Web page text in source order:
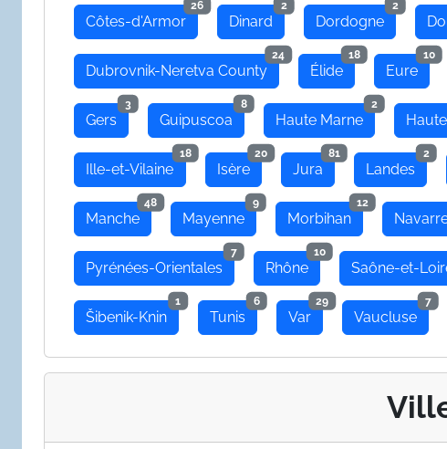
Côtes-d'Armor
26
Dinard
2
Dordogne
2
Dubrovnik-Neretva County
24
Élide
18
Eure
10
Gers
3
Guipuscoa
8
Haute Marne
2
Ille-et-Vilaine
18
Isère
20
Jura
81
Landes
2
Manche
48
Mayenne
9
Morbihan
12
Pyrénées-Orientales
7
Rhône
10
Saône-et-
Šibenik-Knin
1
Tunis
6
Var
29
Vaucluse
7